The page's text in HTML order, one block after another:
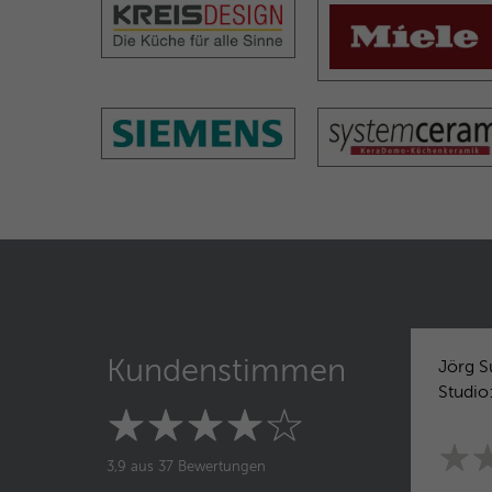
Kundenstimmen
3,9 aus 37 Bewertungen
Jörg